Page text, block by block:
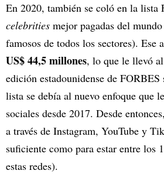
En 2020, también se coló en la lista
celebrities mejor pagadas del
famosos de todos los sectores). Ese
US$ 44,5 millones, lo que le llevó
edición estadounidense de
lista se debía al nuevo enfoque que
sociales desde 2017. Desde
a través de Instagram, YouTube y
suficiente como para estar entre los
estas redes).